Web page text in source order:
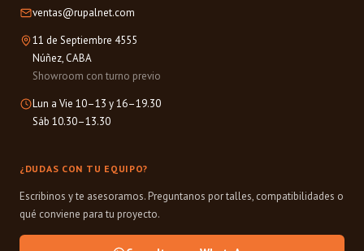
ventas@rupalnet.com
11 de Septiembre 4555
Núñez, CABA
Showroom con turno previo
Lun a Vie 10–13 y 16–19.30
Sáb 10.30–13.30
¿DUDAS CON TU EQUIPO?
Escribinos y te asesoramos. Preguntanos por talles, compatibilidades o
qué conviene para tu proyecto.